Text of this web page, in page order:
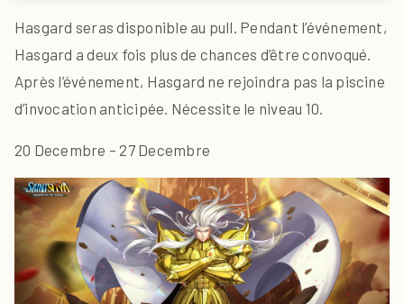
Hasgard seras disponible au pull. Pendant l’événement,
Hasgard a deux fois plus de chances d’être convoqué.
Après l’événement, Hasgard ne rejoindra pas la piscine
d’invocation anticipée. Nécessite le niveau 10.
20 Decembre – 27 Decembre